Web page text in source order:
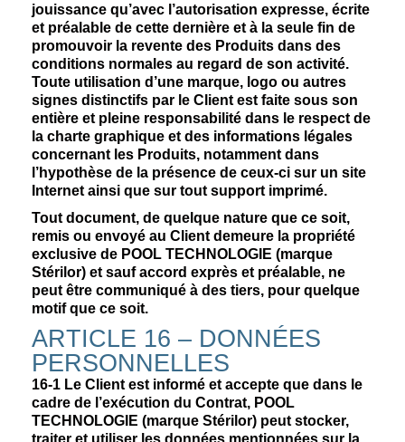
jouissance qu’avec l’autorisation expresse, écrite
et préalable de cette dernière et à la seule fin de
promouvoir la revente des Produits dans des
conditions normales au regard de son activité.
Toute utilisation d’une marque, logo ou autres
signes distinctifs par le Client est faite sous son
entière et pleine responsabilité dans le respect de
la charte graphique et des informations légales
concernant les Produits, notamment dans
l’hypothèse de la présence de ceux-ci sur un site
Internet ainsi que sur tout support imprimé.
Tout document, de quelque nature que ce soit,
remis ou envoyé au Client demeure la propriété
exclusive de POOL TECHNOLOGIE (marque
Stérilor) et sauf accord exprès et préalable, ne
peut être communiqué à des tiers, pour quelque
motif que ce soit.
ARTICLE 16 – DONNÉES
PERSONNELLES
16-1 Le Client est informé et accepte que dans le
cadre de l’exécution du Contrat, POOL
TECHNOLOGIE (marque Stérilor) peut stocker,
traiter et utiliser les données mentionnées sur la